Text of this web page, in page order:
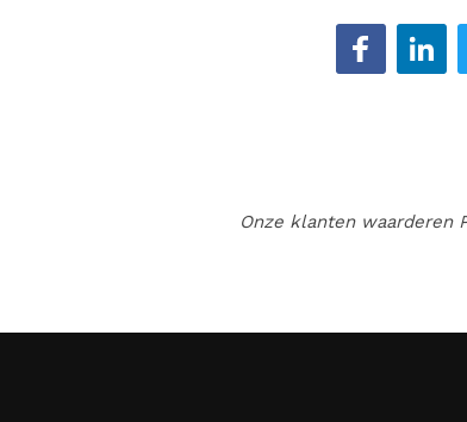
Deel op Facebook
Deel op
Onze klanten waarderen